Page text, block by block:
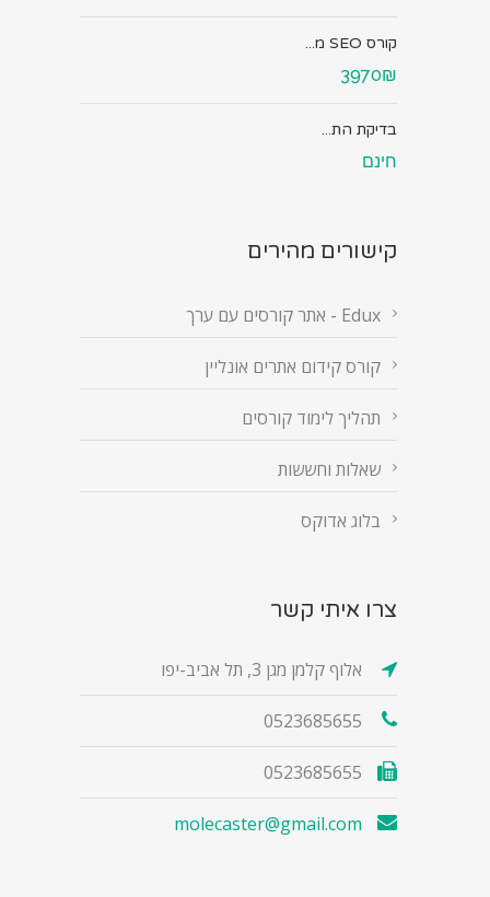
קורס SEO מ...
3970₪
בדיקת הת...
חינם
קישורים מהירים
Edux - אתר קורסים עם ערך
קורס קידום אתרים אונליין
תהליך לימוד קורסים
שאלות וחששות
בלוג אדוקס
צרו איתי קשר
אלוף קלמן מגן 3, תל אביב-יפו
0523685655
0523685655
molecaster@gmail.com